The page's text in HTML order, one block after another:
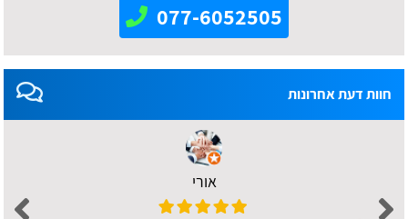
077-6052505
חוות דעת אחרונות
אורי